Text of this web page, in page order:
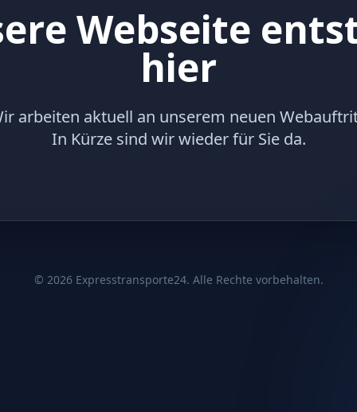
Webseite
hier
arbeiten aktuell an unserem neuen
In Kürze sind wir wieder für Sie da.
© 2026Expresstransporte24. Alle Rechte vorbehalten.